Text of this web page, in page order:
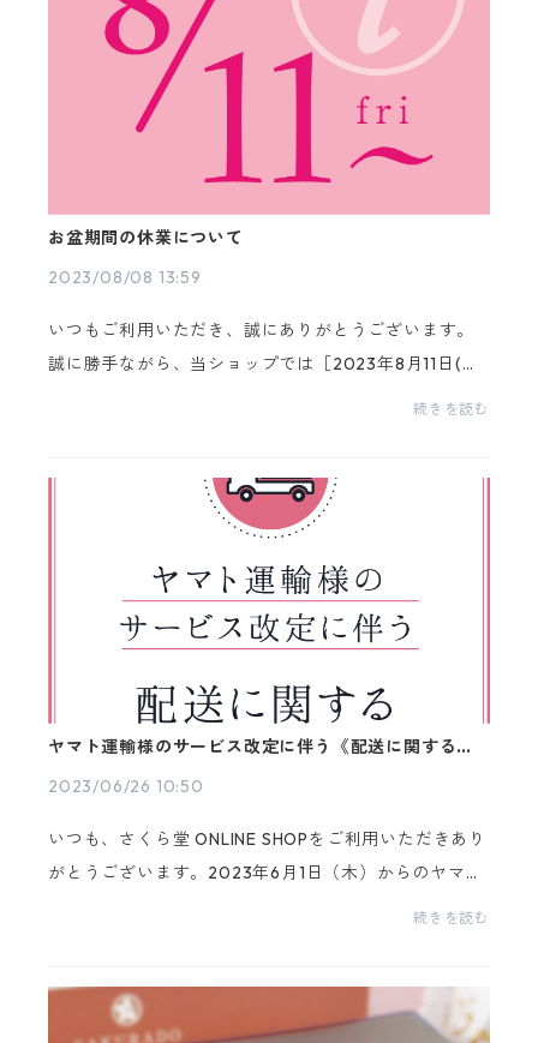
お盆期間の休業について
2023/08/08 13:59
いつもご利用いただき、誠にありがとうございます。
誠に勝手ながら、当ショップでは［2023年8月11日(金)
～15日(火)］まで夏季休暇とさせていただきます。～休
続きを読む
ヤマト運輸様のサービス改定に伴う《配送に関する変
2023/06/26 10:50
いつも、さくら堂 ONLINE SHOPをご利用いただきあり
がとうございます。2023年6月1日（木）からのヤマト
続きを読む